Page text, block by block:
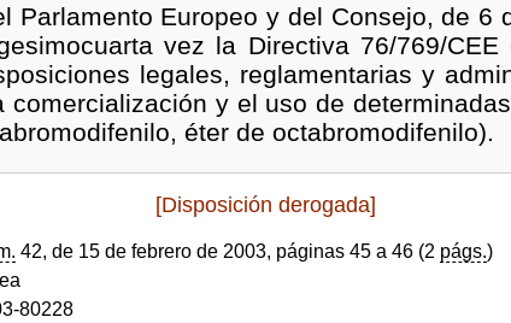
Parlamento Europeo y del Consejo, de 6
vez la Directiva 76/769/
legales, reglamentarias y
comercialización y el uso de
éter de octabromodifenilo).
[Disposición derogada]
42, de 15 de febrero de 2003, páginas 45 a 46 (2 págs.)
80228